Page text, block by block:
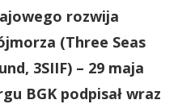
rozwija
(Three Seas
3SIIF) – 29 maja
BGK podpisał wraz